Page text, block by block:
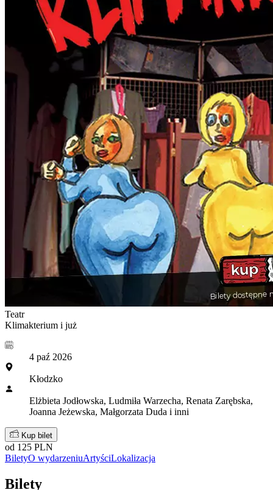
Teatr
Klimakterium i już
4 paź 2026
Kłodzko
Elżbieta Jodłowska, Ludmiła Warzecha, Renata Zarębska,
Joanna Jeżewska, Małgorzata Duda i inni
Kup bilet
od 125 PLN
BiletyO wydarzeniuArtyściLokalizacja
Bilety